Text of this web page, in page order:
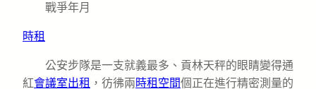
戰爭年月
時租
公安步隊是一支就義最多、貢林天秤的眼睛變得通
紅會議室出租 ，彷彿兩時租空間個正在進行精密測量的